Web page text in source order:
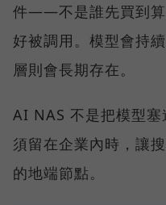
件——不是誰先買到算
好被調用。模型會持
層則會長期存在。
AI NAS 不是把模型
須留在企業內時，讓
的地端節點。